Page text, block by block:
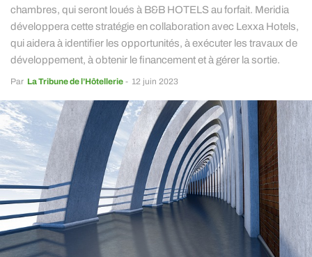
chambres, qui seront loués à B&B HOTELS au forfait. Meridia
développera cette stratégie en collaboration avec Lexxa Hotels,
qui aidera à identifier les opportunités, à exécuter les travaux de
développement, à obtenir le financement et à gérer la sortie.
Par La Tribune de l’Hôtellerie - 12 juin 2023